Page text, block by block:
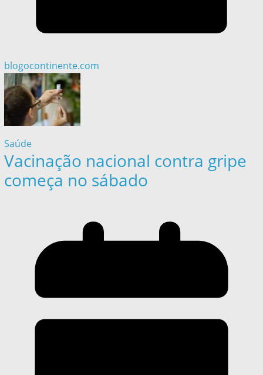
blogocontinente.com
Saúde
Vacinação nacional contra gripe
começa no sábado